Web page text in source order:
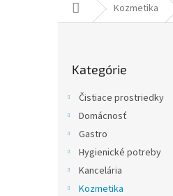
DomovKozmetika
kategórie
Kategórie
Čistiace prostriedky
Domácnosť
Gastro
Hygienické potreby
Kancelária
Kozmetika